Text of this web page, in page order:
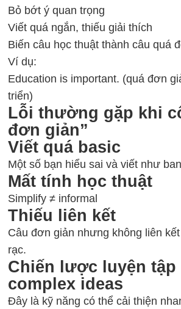
Bỏ bớt ý quan trọng
Viết quá ngắn, thiếu giải thích
Biến câu học thuật thành câu quá
Ví dụ:
Education is important. (quá đơn
triển)
Lỗi thường gặp khi
đơn giản”
Viết quá basic
Một số bạn hiểu sai và viết như
Mất tính học thuật
Simplify ≠ informal
Thiếu liên kết
Câu đơn giản nhưng không liên
rạc.
Chiến lược luyện
complex ideas
Đây là kỹ năng có thể cải thiện